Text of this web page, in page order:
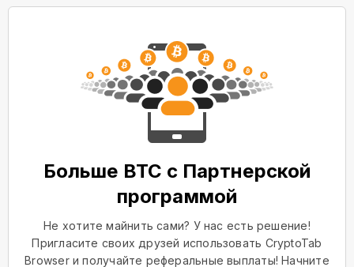
Больше BTC с Партнерской
программой
Не хотите майнить сами? У нас есть решение!
Пригласите своих друзей использовать CryptoTab
Browser и получайте реферальные выплаты! Начните